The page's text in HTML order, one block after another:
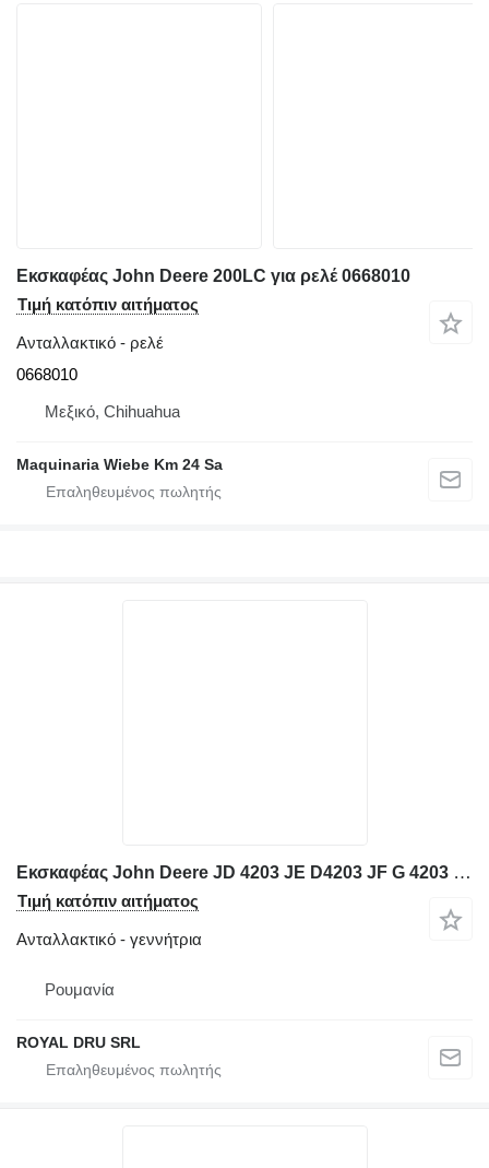
Εκσκαφέας John Deere 200LC για ρελέ 0668010
Τιμή κατόπιν αιτήματος
Ανταλλακτικό - ρελέ
0668010
Μεξικό, Chihuahua
Maquinaria Wiebe Km 24 Sa
Εκσκαφέας John Deere JD 4203 JE D4203 JF G 4203 JG για γεννήτρια Perkins Alternator pentru
Τιμή κατόπιν αιτήματος
Ανταλλακτικό - γεννήτρια
Ρουμανία
ROYAL DRU SRL